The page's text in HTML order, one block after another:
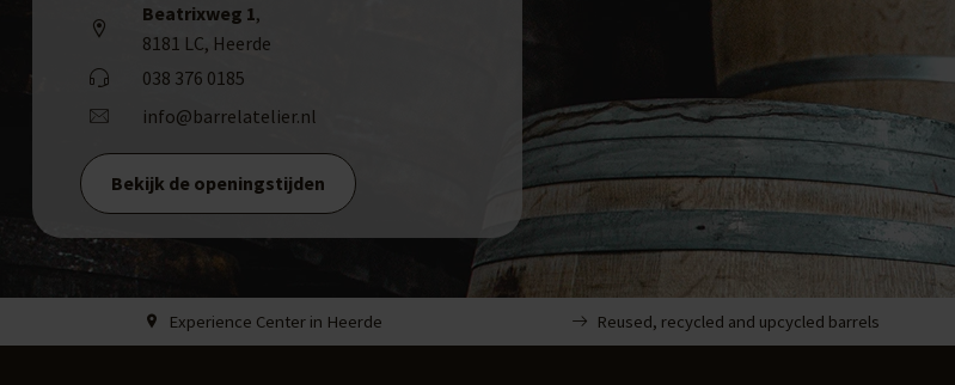
Beatrixweg 1,
8181 LC, Heerde
038 376 0185
info@barrelatelier.nl
Bekijk de openingstijden
Experience Center in Heerde Reused, recycled and upcycled barrels